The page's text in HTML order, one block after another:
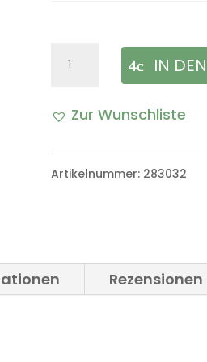
Birne
Kennzeichenleuchte
und
BA9S
Bombardier
Menge
IN
Zur Wunschliste
l
r
n
Artikelnummer: 283032